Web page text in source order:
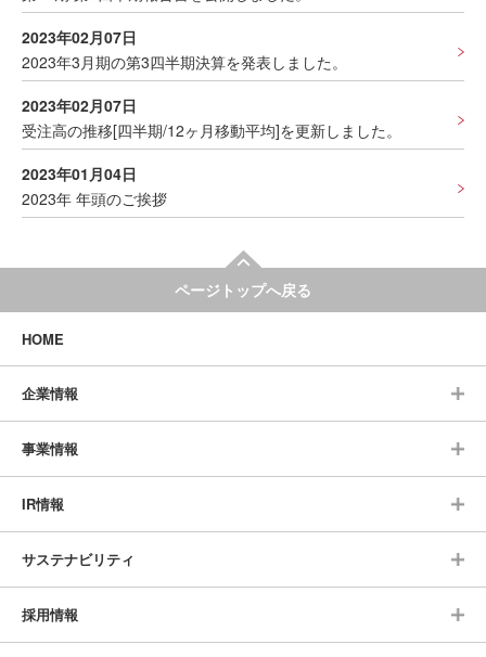
2023年02月07日
2023年3月期の第3四半期決算を発表しました。
2023年02月07日
受注高の推移[四半期/12ヶ月移動平均]を更新しました。
2023年01月04日
2023年 年頭のご挨拶
ページトップへ戻る
HOME
企業情報
事業情報
IR情報
サステナビリティ
採用情報